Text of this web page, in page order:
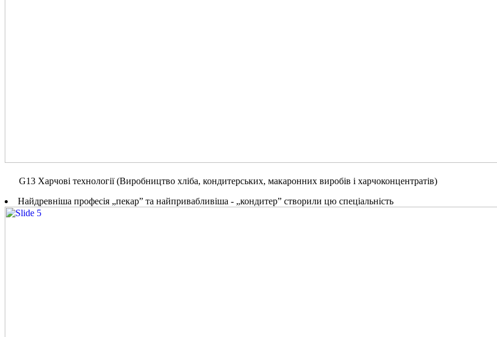
G13 Харчові технології (Виробництво хліба, кондитерських, макаронних виробів і харчоконцентратів)
Найдревніша професія „пекар” та найпривабливіша - „кондитер” створили цю спеціальність